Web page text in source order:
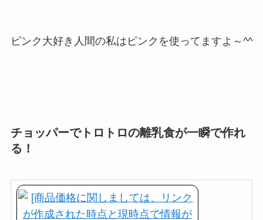
ピンク大好き人間の私はピンクを使ってますよ～^^
チョッパーでトロトロの離乳食が一瞬で作れ
る！